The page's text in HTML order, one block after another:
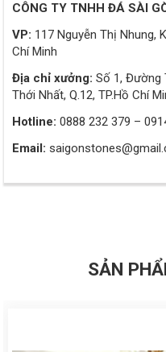
CÔNG TY TNHH ĐÁ SÀI
VP: 117 Nguyễn Thị Nhung,
Chí Minh
Địa chỉ xưởng: Số 1, Đường
Thới Nhất, Q.12, TP.Hồ Chí
Hotline: 0888 232 379 –
Email:
SẢN